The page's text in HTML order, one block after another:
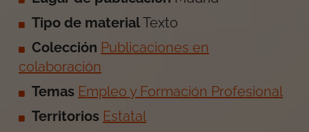
Tipo de material Texto
Colección Publicaciones en
colaboración
Temas Empleo y Formación Profesional
Territorios Estatal